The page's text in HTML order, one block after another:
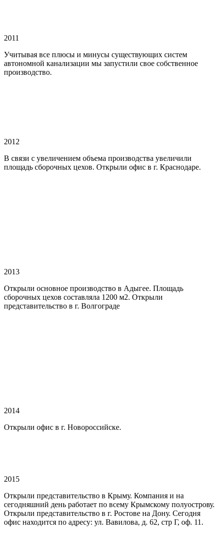
2011
Учитывая все плюсы и минусы существующих систем
автономной канализации мы запустили свое собственное
производство.
2012
В связи с увеличением объема производства увеличили
площадь сборочных цехов. Открыли офис в г. Краснодаре.
2013
Открыли основное производство в Адыгее. Площадь
сборочных цехов составляла 1200 м2. Открыли
представительство в г. Волгограде
2014
Открыли офис в г. Новороссийске.
2015
Открыли представительство в Крыму. Компания и на
сегодняшний день работает по всему Крымскому полуострову.
Открыли представительство в г. Ростове на Дону. Сегодня
офис находится по адресу: ул. Вавилова, д. 62, стр Г, оф. 11.